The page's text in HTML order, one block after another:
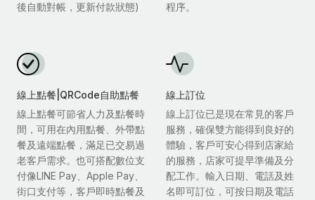
後自動對帳，更新付款狀態)
程序。
線上點餐|QRCode自助點餐
線上點餐可節省人力及點餐時
間，可用在內用點餐、外帶點
餐及遠端點餐，滿足已交易過
老客戶需求。也可搭配數位支
付像LINE Pay、Apple Pay、
街口支付等，客戶即時點餐及
線上訂位
線上訂位已是現在常見的客戶
服務，確保雙方能得到良好的
體驗，客戶可安心得到店家給
的服務，店家可提早準備及分
配工作。輸入日期、電話及姓
名即可訂位，可按日期及電話